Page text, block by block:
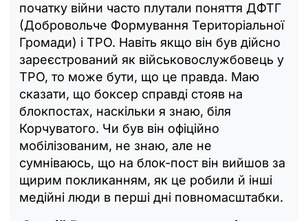
початку війни часто плутали поняття ДФТГ
(Добровольче Формування Територіальної
Громади) і ТРО. Навіть якщо він був дійсно
зареєстрований як військовослужбовець у
ТРО, то може бути, що це правда. Маю
сказати, що боксер справді стояв на
блокпостах, наскільки я знаю, біля
Корчуватого. Чи був він офіційно
мобілізованим, не знаю, але не
сумніваюсь, що на блок-пост він вийшов за
щирим покликанням, як це робили й інші
медійні люди в перші дні повномасштабки.